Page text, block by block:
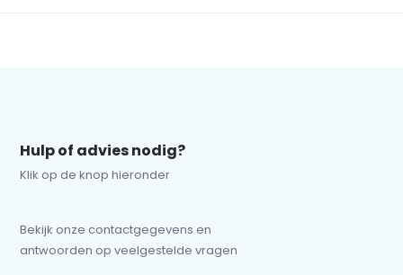
Hulp of advies nodig?
Klik op de knop hieronder
Bekijk onze contactgegevens en
antwoorden op veelgestelde vragen